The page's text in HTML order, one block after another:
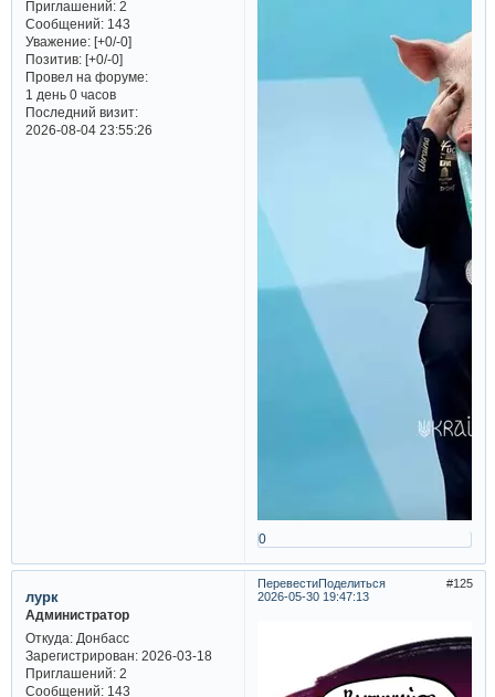
Приглашений:2
Сообщений:143
Уважение: [+0/-0]
Позитив: [+0/-0]
Провел на форуме:
1 день 0 часов
Последний визит:
2026-08-04 23:55:26
0
ПеревестиПоделиться
125
2026-05-30 19:47:13
лурк
Администратор
Откуда:Донбасс
Зарегистрирован: 2026-03-18
Приглашений:2
Сообщений:143